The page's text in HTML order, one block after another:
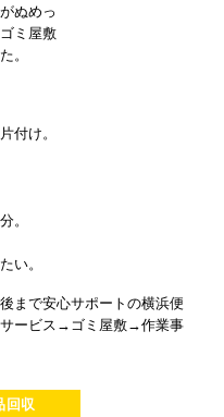
ぬめっ
ミ屋敷
。
付け。
。
い。
まで安心サポートの横浜便
ービス→ゴミ屋敷→作業事
回収